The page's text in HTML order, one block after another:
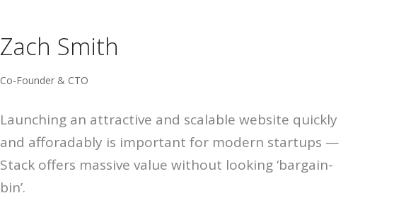
Zach Smith
Co-Founder & CTO
Launching an attractive and scalable website quickly
and afforadably is important for modern startups —
Stack offers massive value without looking ‘bargain-
bin’.